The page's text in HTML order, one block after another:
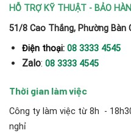
HỖ TRỢ KỸ THUẬT - BẢO
51/8 Cao Thắng, Phường Bàn
Điện thoại: 08 3333 4545
Zalo: 08 3333 4545
Thời gian làm việc
Công ty làm việc từ 8h -
nghỉ